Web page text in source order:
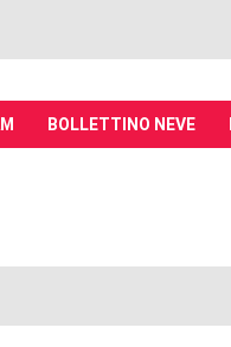
BOLLETTINO NEVE